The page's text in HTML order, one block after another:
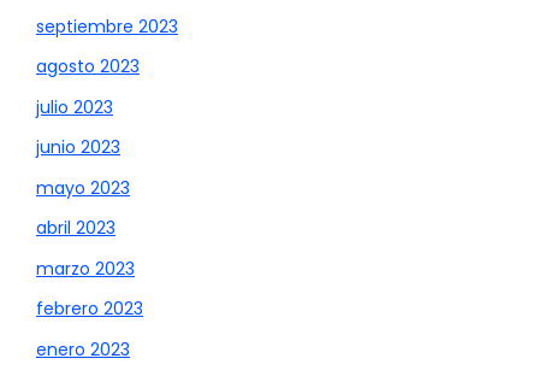
septiembre 2023
agosto 2023
julio 2023
junio 2023
mayo 2023
abril 2023
marzo 2023
febrero 2023
enero 2023